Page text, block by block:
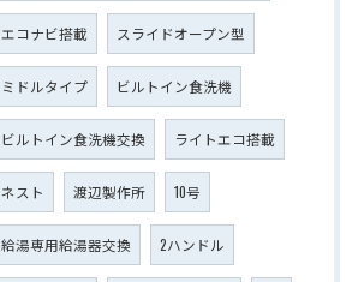
エコナビ搭載 スライドオープン型
ミドルタイプ ビルトイン食洗機
ビルトイン食洗機交換 ライトエコ搭載
ネスト 渡辺製作所 10号
給湯専用給湯器交換 2ハンドル